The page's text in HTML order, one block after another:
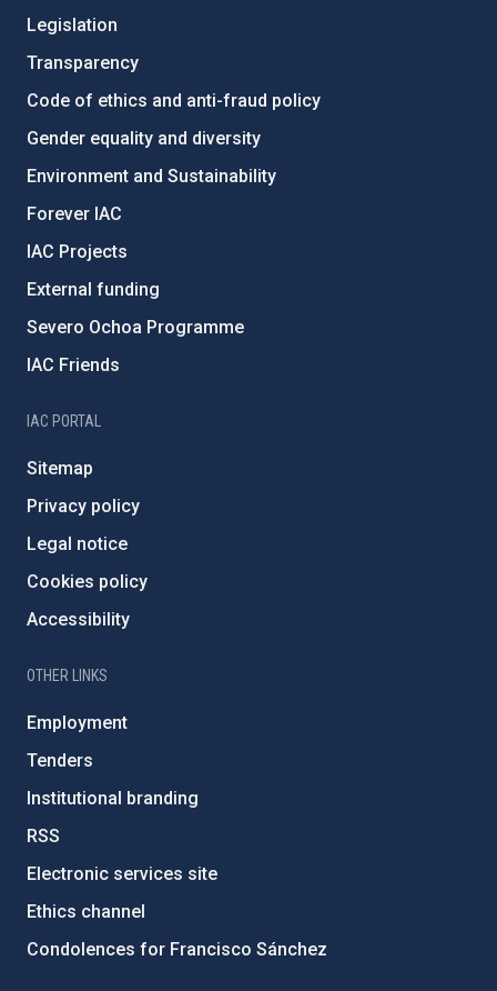
Legislation
Transparency
Code of ethics and anti-fraud policy
Gender equality and diversity
Environment and Sustainability
Forever IAC
IAC Projects
External funding
Severo Ochoa Programme
IAC Friends
IAC PORTAL
Sitemap
Privacy policy
Legal notice
Cookies policy
Accessibility
OTHER LINKS
Employment
Tenders
Institutional branding
RSS
Electronic services site
Ethics channel
Condolences for Francisco Sánchez